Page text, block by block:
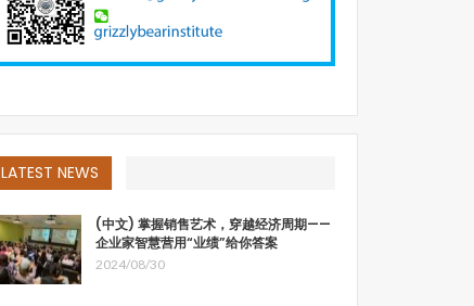
LATEST NEWS
(中文) 掌握销售艺术，穿越经济周期——
企业家智慧营用“业绩”给你答案
2024/08/30